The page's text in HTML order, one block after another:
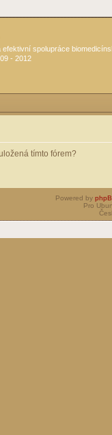
efektivní spolupráce
- 2012
tímto fórem?
Powered by
Pro